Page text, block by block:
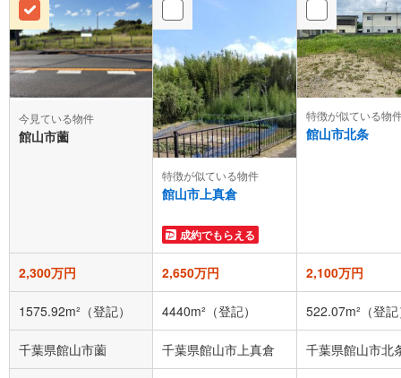
今見ている物件
館山市薗
特徴が似ている物件
館山市上真倉
成約でもらえる
特徴が似ている物
館山市北条
2,300万円 2,650万円 2,100万円
1575.92m²（登記） 4440m²（登記） 522.07m²（登
千葉県館山市薗 千葉県館山市上真倉 千葉県館山市北